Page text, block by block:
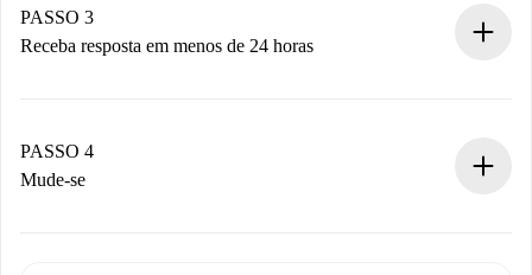
Não cobramos nada até que o proprietário confirme.
PASSO 3
Receba resposta em menos de 24 horas
proprietário.
Se recusada: não cobraremos nada e ofereceremos
PASSO 4
Mude-se